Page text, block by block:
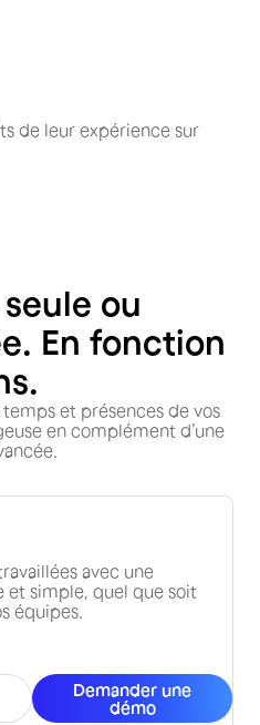
de leur expérience sur
ou
En fonction
et présences de vos
en complément d’une
avec une
et simple, quel que soit
équipes.
Demander une
démo